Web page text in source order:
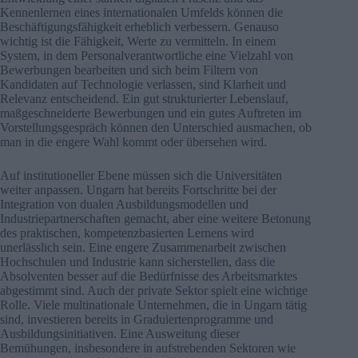
Kennenlernen eines internationalen Umfelds können die
Beschäftigungsfähigkeit erheblich verbessern. Genauso
wichtig ist die Fähigkeit, Werte zu vermitteln. In einem
System, in dem Personalverantwortliche eine Vielzahl von
Bewerbungen bearbeiten und sich beim Filtern von
Kandidaten auf Technologie verlassen, sind Klarheit und
Relevanz entscheidend. Ein gut strukturierter Lebenslauf,
maßgeschneiderte Bewerbungen und ein gutes Auftreten im
Vorstellungsgespräch können den Unterschied ausmachen, ob
man in die engere Wahl kommt oder übersehen wird.
Auf institutioneller Ebene müssen sich die Universitäten
weiter anpassen. Ungarn hat bereits Fortschritte bei der
Integration von dualen Ausbildungsmodellen und
Industriepartnerschaften gemacht, aber eine weitere Betonung
des praktischen, kompetenzbasierten Lernens wird
unerlässlich sein. Eine engere Zusammenarbeit zwischen
Hochschulen und Industrie kann sicherstellen, dass die
Absolventen besser auf die Bedürfnisse des Arbeitsmarktes
abgestimmt sind. Auch der private Sektor spielt eine wichtige
Rolle. Viele multinationale Unternehmen, die in Ungarn tätig
sind, investieren bereits in Graduiertenprogramme und
Ausbildungsinitiativen. Eine Ausweitung dieser
Bemühungen, insbesondere in aufstrebenden Sektoren wie